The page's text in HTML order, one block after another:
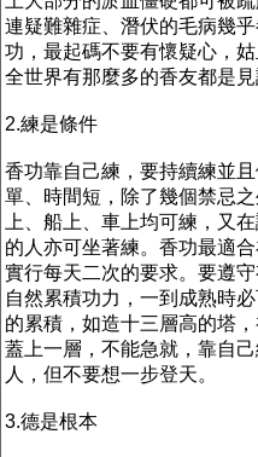
連疑難雜症、潛伏的毛病幾
功，最起碼不要有懷疑心，
全世界有那麼多的香友都是
2.練是條件
香功靠自己練，要持續練並
單、時間短，除了幾個禁忌
上、船上、車上均可練，又
的人亦可坐著練。香功最適
實行每天二次的要求。要遵
自然累積功力，一到成熟時
的累積，如造十三層高的塔
蓋上一層，不能急就，靠自
人，但不要想一步登天。
3.德是根本